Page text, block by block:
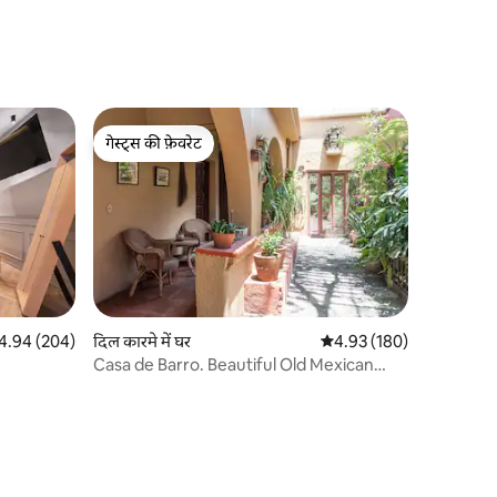
रेटिंग 5 में से 4.94, 204 समीक्षाएँ
(204)
गेस्ट्स की फ़ेवरेट
गेस्ट्स की फ़ेवरेट
दिल कारमे में घर औसत रेटिंग 5 में से 4.93,
4.93 (180)
Casa de Barro. Beautiful Old Mexican